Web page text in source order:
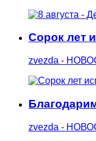
Сорок лет
zvezda -
zvezda -